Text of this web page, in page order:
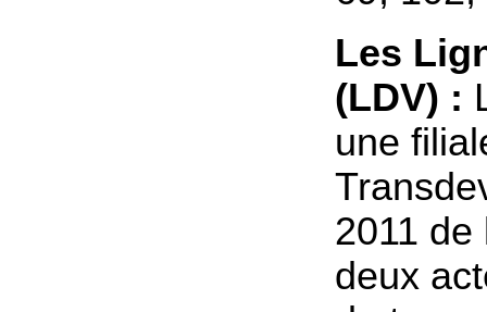
Les
(LDV) :
une
2011 de
deux